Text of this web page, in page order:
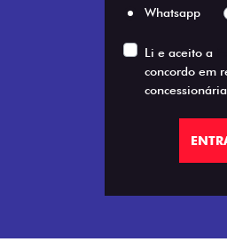
Whatsapp
Li e aceito a
concordo em
concessionária.